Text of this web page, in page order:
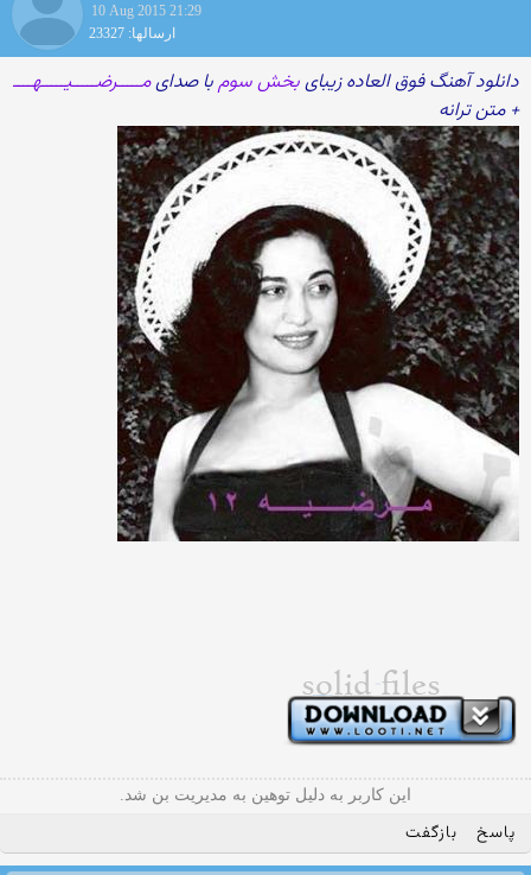
10 Aug 2015 21:29
ارسالها: 23327
دانلود آهنگ فوق العاده زیبایبخش سومبا صدایمـــــرضـــــیـــــهــــ
+ متن ترانه
این کاربر به دلیل توهین به مدیریت بن شد.
پاسخ بازگفت